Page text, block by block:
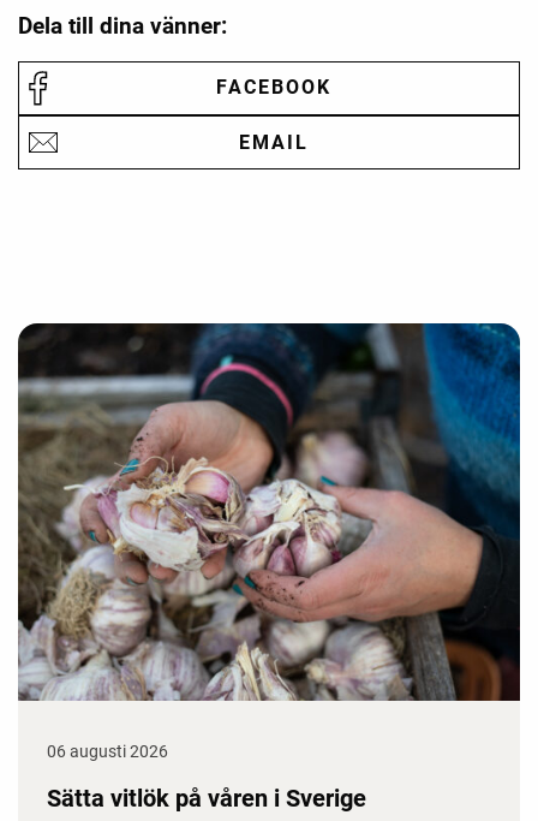
Dela till dina vänner:
FACEBOOK
EMAIL
06 augusti 2026
Sätta vitlök på våren i Sverige